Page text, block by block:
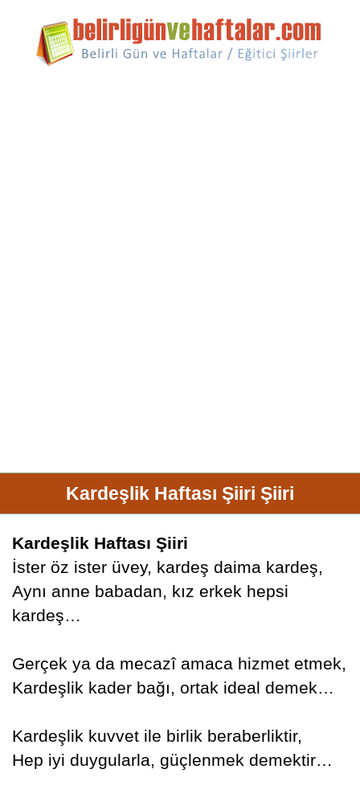
Kardeşlik Haftası Şiiri Şiiri
Kardeşlik Haftası Şiiri
İster öz ister üvey, kardeş daima kardeş,
Aynı anne babadan, kız erkek hepsi
kardeş…
Gerçek ya da mecazî amaca hizmet etmek,
Kardeşlik kader bağı, ortak ideal demek…
Kardeşlik kuvvet ile birlik beraberliktir,
Hep iyi duygularla, güçlenmek demektir…